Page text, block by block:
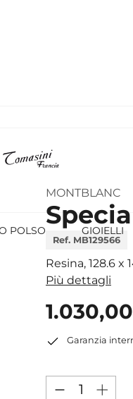
POLSO GIOIELLI
MONTBLANC
Ref. MB129566
Resina, 128.6 x
Più dettagli
Garanzia